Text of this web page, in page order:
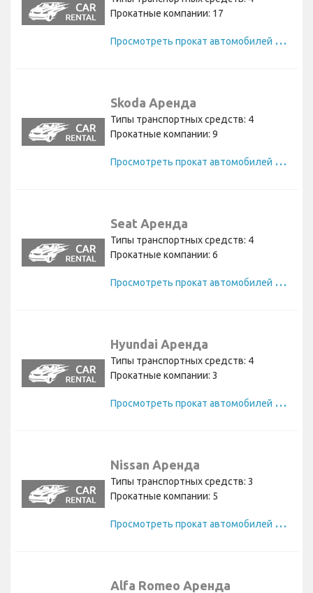
Прокатные компании: 17
П
росмотреть прокат автомобилей Jeep
Skoda Аренда
Типы транспортных средств: 4
Прокатные компании: 9
П
росмотреть прокат автомобилей Skoda
Seat Аренда
Типы транспортных средств: 4
Прокатные компании: 6
П
росмотреть прокат автомобилей Seat
Hyundai Аренда
Типы транспортных средств: 4
Прокатные компании: 3
П
росмотреть прокат автомобилей Hyundai
Nissan Аренда
Типы транспортных средств: 3
Прокатные компании: 5
П
росмотреть прокат автомобилей Nissan
Alfa Romeo Аренда